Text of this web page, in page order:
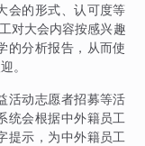
会的形式、认可度等
对大会内容按感兴趣
的分析报告，从而使
。
活动志愿者招募等活
统会根据中外籍员工
提示，为中外籍员工